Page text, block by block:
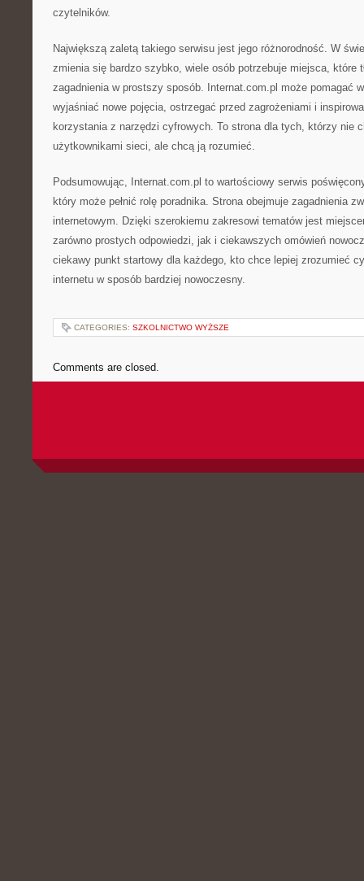
czytelników.
Największą zaletą takiego serwisu jest jego różnorodność. W
zmienia się bardzo szybko, wiele osób potrzebuje miejsca, które
zagadnienia w prostszy sposób. Internat.com.pl może pomagać
wyjaśniać nowe pojęcia, ostrzegać przed zagrożeniami i
korzystania z narzędzi cyfrowych. To strona dla tych, którzy nie
użytkownikami sieci, ale chcą ją rozumieć.
Podsumowując, Internat.com.pl to wartościowy serwis
który może pełnić rolę poradnika. Strona obejmuje zagadnienia
internetowym. Dzięki szerokiemu zakresowi tematów jest
zarówno prostych odpowiedzi, jak i ciekawszych omówień
ciekawy punkt startowy dla każdego, kto chce lepiej zrozumieć
internetu w sposób bardziej nowoczesny.
CATEGORIES: SZKOLNICTWO WYŻSZE
Comments are closed.